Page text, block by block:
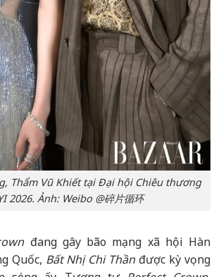
Thẩm Vũ Khiết tại Đại hội Chiêu thương
2026. Ảnh: Weibo @碎片循环
đang gây bão mạng xã hội Hàn
Quốc, Bất Nhị Chi Thầnđược kỳ vọng